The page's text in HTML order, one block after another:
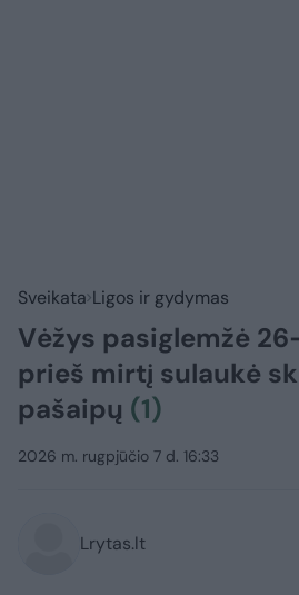
Sveikata Ligos ir gydymas
Vėžys pasiglemžė
prieš mirtį sulaukė
pašaipų (1)
2026 m. rugpjūčio 7 d. 16:33
Lrytas.lt